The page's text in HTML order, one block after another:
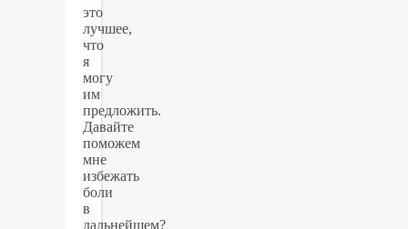
это
лучшее,
что
я
могу
им
предложить.
Давайте
поможем
мне
избежать
боли
в
дальнейшем?